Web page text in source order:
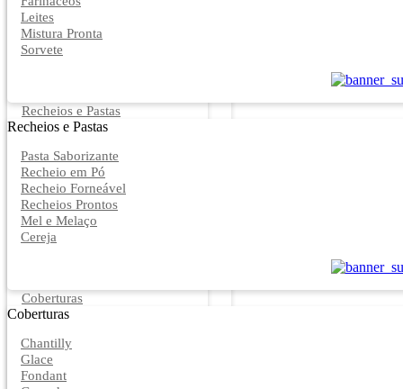
Leites
Mistura Pronta
Sorvete
Recheios e Pastas
Recheios e Pastas
Pasta Saborizante
Recheio em Pó
Recheio Forneável
Recheios Prontos
Mel e Melaço
Cereja
Coberturas
Coberturas
Chantilly
Glace
Fondant